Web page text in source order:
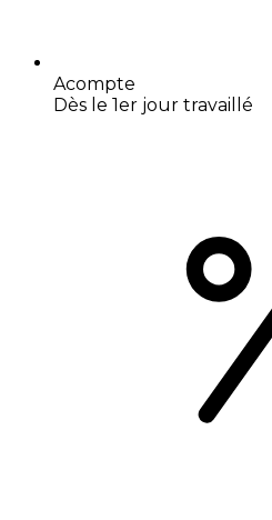
Acompte
Dès le 1er jour travaillé